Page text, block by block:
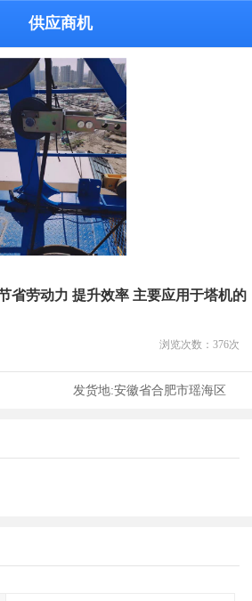
供应商机
省劳动力 提升效率 主要应用于塔机的
浏览次数： 376次
发货地:安徽省合肥市瑶海区